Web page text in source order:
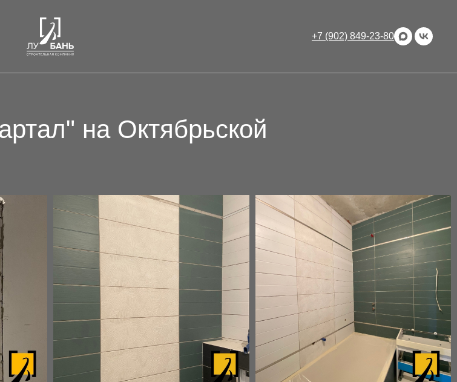
+7 (902) 849-23-80
на Октябрьской